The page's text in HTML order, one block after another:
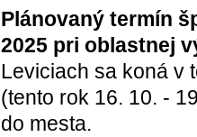
Plánovaný termín
2025 pri oblastnej
Leviciach sa koná v
(tento rok 16. 10. -
do mesta.